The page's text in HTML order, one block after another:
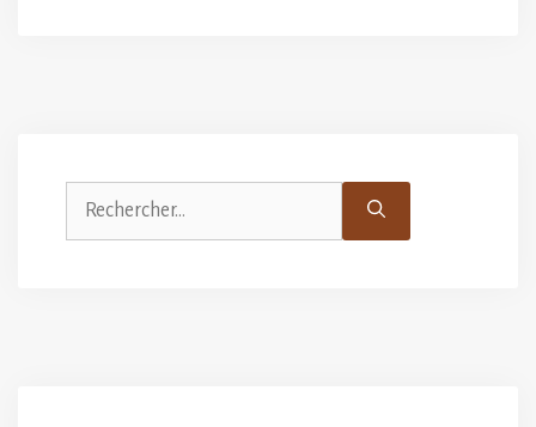
Rechercher :